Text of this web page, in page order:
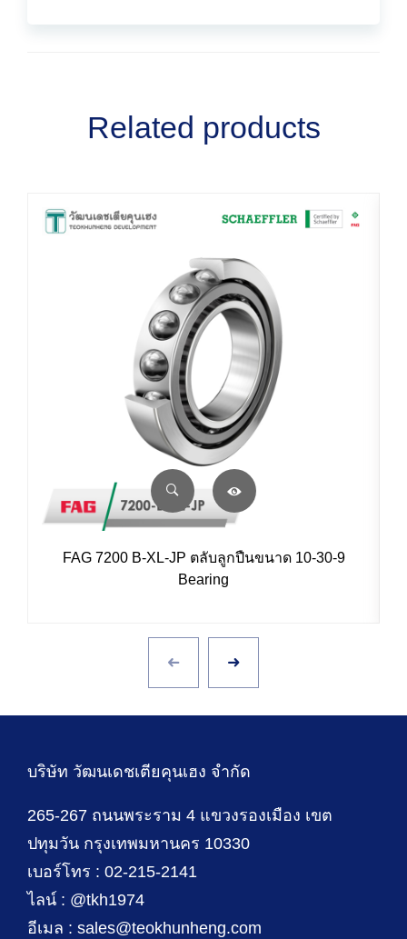
Related products
FAG 7200 B-XL-JP ตลับลูกปืนขนาด 10-30-9
Bearing
บริษัท วัฒนเดชเตียคุนเฮง จำกัด
265-267 ถนนพระราม 4 แขวงรองเมือง เขต
ปทุมวัน กรุงเทพมหานคร 10330
เบอร์โทร : 02-215-2141
ไลน์ : @tkh1974
อีเมล : sales@teokhunheng.com